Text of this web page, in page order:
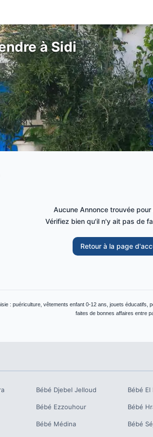
à Sidi
Aucune Annonce trouvée pour
Vérifiez bien qu'il n'y ait pas de
Retour à la page
: puériculture, vêtements enfant 0-12 ans, jouets éducatifs,
faites de bonnes affaires entre
Bébé Djebel Jelloud Bébé El
Bébé Ezzouhour Bébé
Bébé Médina Bébé